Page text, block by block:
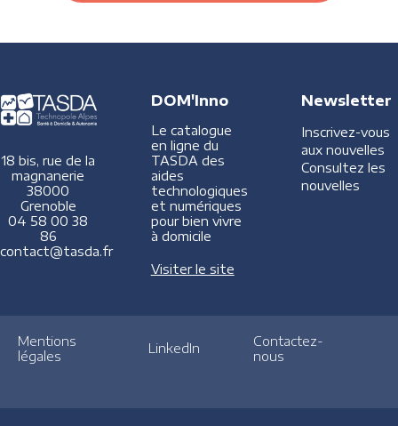
18 bis, rue de la
magnanerie
38000
Grenoble
04 58 00 38
86
contact@tasda.fr
DOM'Inno
Le catalogue
en ligne du
TASDA des
aides
technologiques
et numériques
pour bien vivre
à domicile
Visiter le site
Newsletter
Inscrivez-vous
aux nouvelles
Consultez les
nouvelles
Mentions
légales
LinkedIn
Contactez-
nous